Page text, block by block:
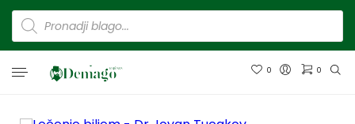
0 0